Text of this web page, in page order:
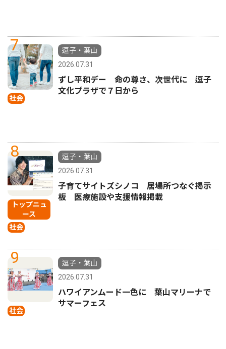
7
社会
逗子・葉山
2026.07.31
ずし平和デー 命の尊さ、次世代に 逗子
文化プラザで７日から
8
トップニュ
ース
社会
逗子・葉山
2026.07.31
子育てサイトズシノコ 居場所つなぐ掲示
板 医療施設や支援情報掲載
9
社会
逗子・葉山
2026.07.31
ハワイアンムード一色に 葉山マリーナで
サマーフェス